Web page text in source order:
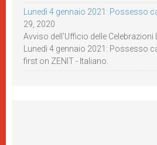
Lunedì 4 gennaio 2021: Possesso
29, 2020
Avviso dell’Ufficio delle
Lunedì 4 gennaio 2021: Possesso
first on ZENIT - Italiano.